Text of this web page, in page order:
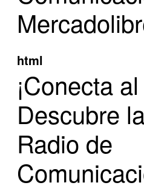
html
¡Conecta
Descubre
Radio de